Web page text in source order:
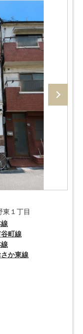
東１丁目
町線
か東線